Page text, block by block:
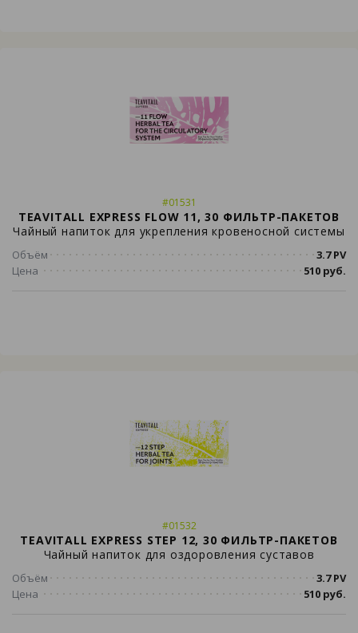
#01531
TEAVITALL EXPRESS FLOW 11, 30 ФИЛЬТР-ПАКЕТОВ
Чайный напиток для укрепления кровеносной системы
Объём
3.7 PV
Цена
510 руб.
#01532
TEAVITALL EXPRESS STEP 12, 30 ФИЛЬТР-ПАКЕТОВ
Чайный напиток для оздоровления суставов
Объём
3.7 PV
Цена
510 руб.